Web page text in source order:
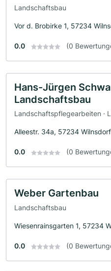
Landschaftsbau
Vor d. Brobirke 1, 57234
0.0 (0
Hans-Jürgen
Landschaftsbau
Landschaftspflegearbeiten ·
Alleestr. 34a, 57234 Wilnsdorf
0.0 (0
Weber Gartenbau
Landschaftsbau
Wiesenrainsgarten 1, 57234
0.0 (0